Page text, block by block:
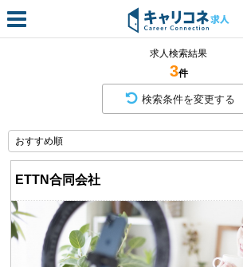
求人検索結果
3件
検索条件を変更する
ETTN合同会社